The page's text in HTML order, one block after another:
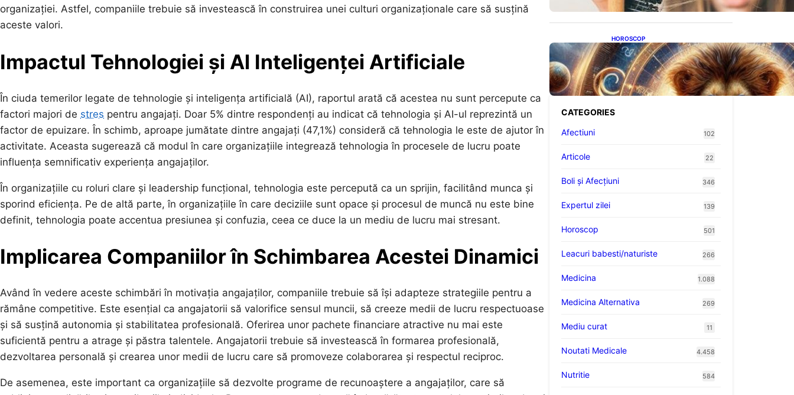
organizației. Astfel, companiile trebuie să investească în construirea unei culturi organizaționale care să susțină
aceste valori.
Impactul Tehnologiei și Al Inteligenței Artificiale
În ciuda temerilor legate de tehnologie și inteligența artificială (AI), raportul arată că acestea nu sunt percepute ca
factori majori de stres pentru angajați. Doar 5% dintre respondenți au indicat că tehnologia și AI-ul reprezintă un
factor de epuizare. În schimb, aproape jumătate dintre angajați (47,1%) consideră că tehnologia le este de ajutor în
activitate. Aceasta sugerează că modul în care organizațiile integrează tehnologia în procesele de lucru poate
influența semnificativ experiența angajaților.
În organizațiile cu roluri clare și leadership funcțional, tehnologia este percepută ca un sprijin, facilitând munca și
sporind eficiența. Pe de altă parte, în organizațiile în care deciziile sunt opace și procesul de muncă nu este bine
definit, tehnologia poate accentua presiunea și confuzia, ceea ce duce la un mediu de lucru mai stresant.
Implicarea Companiilor în Schimbarea Acestei Dinamici
Având în vedere aceste schimbări în motivația angajaților, companiile trebuie să își adapteze strategiile pentru a
rămâne competitive. Este esențial ca angajatorii să valorifice sensul muncii, să creeze medii de lucru respectuoase
și să susțină autonomia și stabilitatea profesională. Oferirea unor pachete financiare atractive nu mai este
suficientă pentru a atrage și păstra talentele. Angajatorii trebuie să investească în formarea profesională,
dezvoltarea personală și crearea unor medii de lucru care să promoveze colaborarea și respectul reciproc.
De asemenea, este important ca organizațiile să dezvolte programe de recunoaștere a angajaților, care să
HOROSCOP
Portalul Leului 8/8:
Oportunități de Abundență
pentru Cinci Zodii în 2026
CATEGORIES
Afectiuni
102
Articole 22
Boli și Afecțiuni 346
Expertul zilei 139
Horoscop 501
Leacuri babesti/naturiste 266
Medicina 1.088
Medicina Alternativa 269
Mediu curat 11
Noutati Medicale 4.458
Nutritie 584